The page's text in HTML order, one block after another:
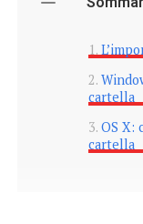
cartella
OS X:
cartella